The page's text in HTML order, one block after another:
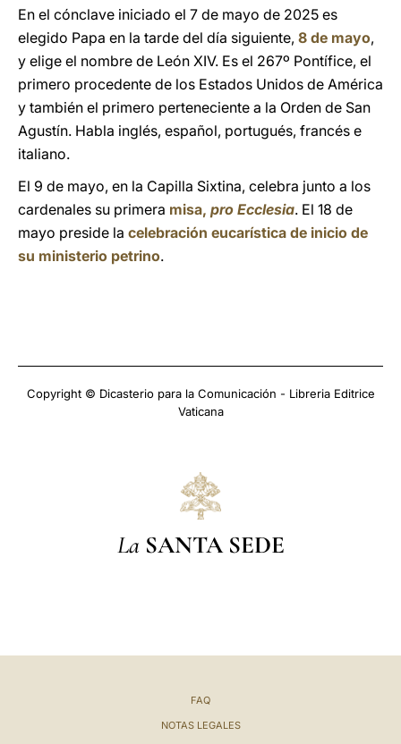
En el cónclave iniciado el 7 de mayo de 2025 es
elegido Papa en la tarde del día siguiente, 8 de mayo,
y elige el nombre de León XIV. Es el 267º Pontífice, el
primero procedente de los Estados Unidos de América
y también el primero perteneciente a la Orden de San
Agustín. Habla inglés, español, portugués, francés e
italiano.
El 9 de mayo, en la Capilla Sixtina, celebra junto a los
cardenales su primera misa, pro Ecclesia. El 18 de
mayo preside la celebración eucarística de inicio de
su ministerio petrino.
Copyright © Dicasterio para la Comunicación - Libreria Editrice
Vaticana
La SANTA SEDE
FAQ
NOTAS LEGALES